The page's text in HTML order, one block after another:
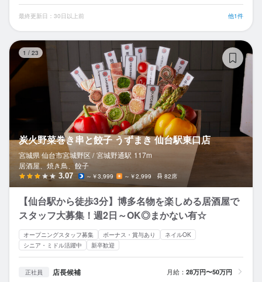
最終更新日：30日以上前 他1件
1 / 23
炭火野菜巻き串と餃子 うずまき 仙台駅東口店
宮城県 仙台市宮城野区 / 宮城野通駅 117m
居酒屋、焼き鳥、餃子
3.07 ～￥3,999 ～￥2,999 82席
【仙台駅から徒歩3分】博多名物を楽しめる居酒屋で
スタッフ大募集！週2日～OK◎まかない有☆
オープニングスタッフ募集 ボーナス・賞与あり
ネイルOK
シニア・ミドル活躍中
新卒歓迎
正社員 店長候補 月給： 28万円〜50万円